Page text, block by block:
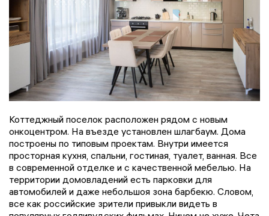
Коттеджный поселок расположен рядом с новым
онкоцентром. На въезде установлен шлагбаум. Дома
построены по типовым проектам. Внутри имеется
просторная кухня, спальни, гостиная, туалет, ванная. Все
в современной отделке и с качественной мебелью. На
территории домовладений есть парковки для
автомобилей и даже небольшоя зона барбекю. Словом,
все как российские зрители привыкли видеть в